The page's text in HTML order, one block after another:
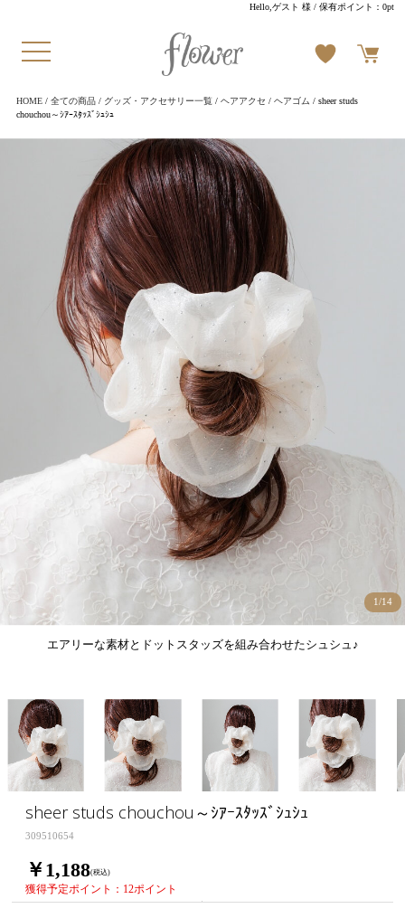
Hello,ゲスト 様 / 保有ポイント：0pt
HOME/ 全ての商品/ グッズ・アクセサリー一覧/ ヘアアクセ / ヘアゴム / sheer studs
chouchou～ｼｱｰｽﾀｯｽﾞｼｭｼｭ
エアリーな素材とドットスタッズを組み合わせたシュシュ♪
1/14
sheer studs chouchou～ｼｱｰｽﾀｯｽﾞｼｭｼｭ
309510654
￥1,188(税込)
獲得予定ポイント：12ポイント